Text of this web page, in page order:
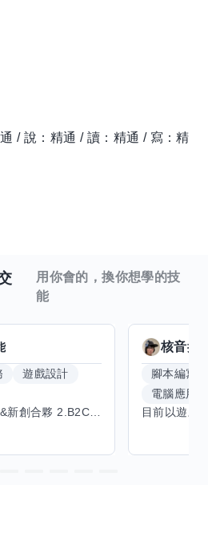
/ 說：精通 / 讀：精通 / 寫：精
用你會的，換你想學的技
能
遊戲設計
核音擅
腳本編寫
電腦應用